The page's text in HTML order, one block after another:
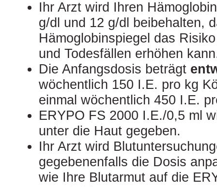
Ihr Arzt wird Ihren
g/dl und 12 g/dl beibehalten,
Hämoglobinspiegel das
und Todesfällen erhöhen
Die Anfangsdosis beträgt
wöchentlich 150 I.E. pro kg
einmal wöchentlich 450 I.E.
ERYPO FS 2000 I.E./0,5 ml
unter die Haut gegeben.
Ihr Arzt wird
gegebenenfalls die Dosis
wie Ihre Blutarmut auf die